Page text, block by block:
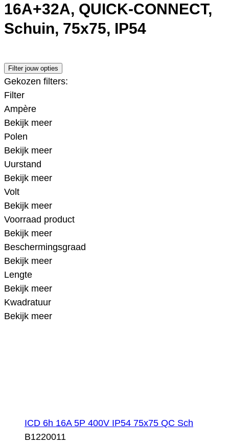
16A+32A, QUICK-CONNECT,
Schuin, 75x75, IP54
Filter jouw opties
Gekozen filters:
Filter
Ampère
Bekijk meer
Polen
Bekijk meer
Uurstand
Bekijk meer
Volt
Bekijk meer
Voorraad product
Bekijk meer
Beschermingsgraad
Bekijk meer
Lengte
Bekijk meer
Kwadratuur
Bekijk meer
ICD 6h 16A 5P 400V IP54 75x75 QC Sch
B1220011